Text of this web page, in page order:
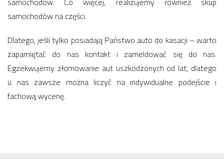
samochodów na części.
Dlatego, jeśli tylko posiadają Państwo auto do kasacji – warto
zapamiętać do nas kontakt i zameldować się do nas.
Egzekwujemy złomowanie aut uszkodzonych od lat, dlatego
u nas zawsze można liczyć na indywidualne podejście i
fachową wycenę.